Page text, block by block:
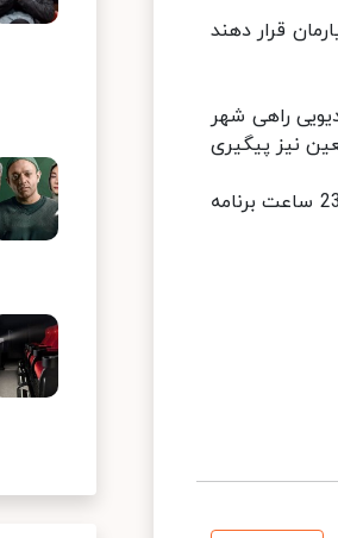
قرار دهند
راهی شهر
نیز پیگیری
تشکری خاطر نشان کرد: شبکه های رادیویی به مناسبت اربعین حسینی در قالب 423 برنامه و 114 عنوان ، 231 ساعت برنامه